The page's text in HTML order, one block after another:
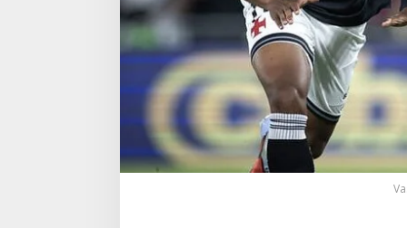
s
,
V
s
c
o
d
a
G
a